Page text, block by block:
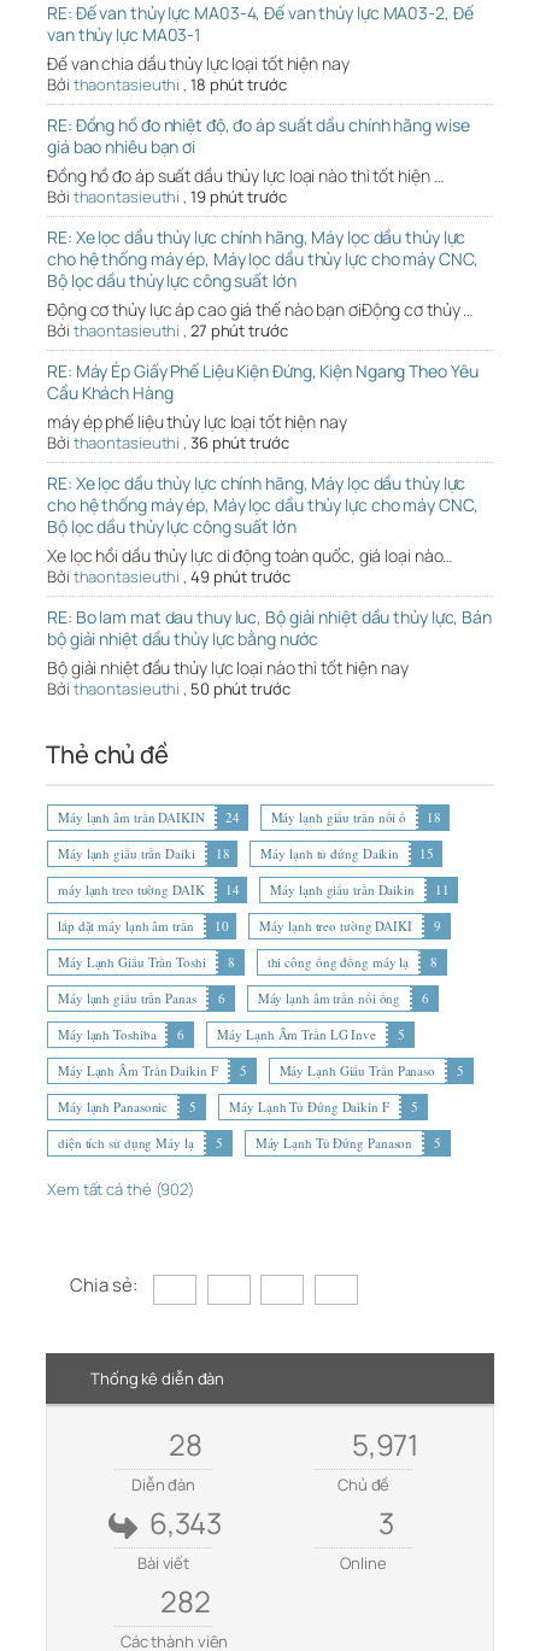
RE: Đế van thủy lực MA03-4, Đế van thủy lực MA03-2, Đế
van thủy lực MA03-1
Đế van chia dầu thủy lực loại tốt hiện nay
Bởi thaontasieuthi , 18 phút trước
RE: Đồng hồ đo nhiệt độ, đo áp suất dầu chính hãng wise
giá bao nhiêu bạn ơi
Đồng hồ đo áp suất dầu thủy lực loại nào thì tốt hiện …
Bởi thaontasieuthi , 19 phút trước
RE: Xe lọc dầu thủy lực chính hãng, Máy lọc dầu thủy lực
cho hệ thống máy ép, Máy lọc dầu thủy lực cho máy CNC,
Bộ lọc dầu thủy lực công suất lớn
Động cơ thủy lực áp cao giá thế nào bạn ơiĐộng cơ thủy …
Bởi thaontasieuthi , 27 phút trước
RE: Máy Ép Giấy Phế Liệu Kiện Đứng, Kiện Ngang Theo Yêu
Cầu Khách Hàng
máy ép phế liệu thủy lực loại tốt hiện nay
Bởi thaontasieuthi , 36 phút trước
RE: Xe lọc dầu thủy lực chính hãng, Máy lọc dầu thủy lực
cho hệ thống máy ép, Máy lọc dầu thủy lực cho máy CNC,
Bộ lọc dầu thủy lực công suất lớn
Xe lọc hồi dầu thủy lực di động toàn quốc, giá loại nào…
Bởi thaontasieuthi , 49 phút trước
RE: Bo lam mat dau thuy luc, Bộ giải nhiệt dầu thủy lực, Bán
bộ giải nhiệt dầu thủy lực bằng nước
Bộ giải nhiệt đầu thủy lực loại nào thì tốt hiện nay
Bởi thaontasieuthi , 50 phút trước
Thẻ chủ đề
Máy lạnh âm trần DAIKIN 24 Máy lạnh giấu trần nối ố
18
Máy lạnh giấu trần Daiki
18 Máy lạnh tủ đứng Daikin
15
máy lạnh treo tường DAIK
14 Máy lạnh giấu trần Daikin
11
lắp đặt máy lạnh âm trần
10 Máy lạnh treo tường DAIKI
9
Máy Lạnh Giấu Trần Toshi
8 thi công ống đồng máy lạ
8
Máy lạnh giấu trần Panas
6 Máy lạnh âm trần nối ống
6
Máy lạnh Toshiba
6 Máy Lạnh Âm Trần LG Inve
5
Máy Lạnh Âm Trần Daikin F
5 Máy Lạnh Giấu Trần Panaso
5
Máy lạnh Panasonic
5 Máy Lạnh Tủ Đứng Daikin F
5
diện tích sử dụng Máy lạ
5 Máy Lạnh Tủ Đứng Panason 5
Xem tất cả thẻ (902)
Chia sẻ:
Thống kê diễn đàn
28
Diễn đàn
5,971
Chủ đề
6,343
Bài viết
3
Online
282
Các thành viên